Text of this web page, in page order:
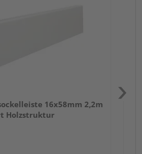
16x58mm 2,2m
Holzstruktur